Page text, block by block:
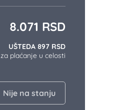
8.071 RSD
UŠTEDA 897 RSD
za plaćanje u celosti
Nije na stanju